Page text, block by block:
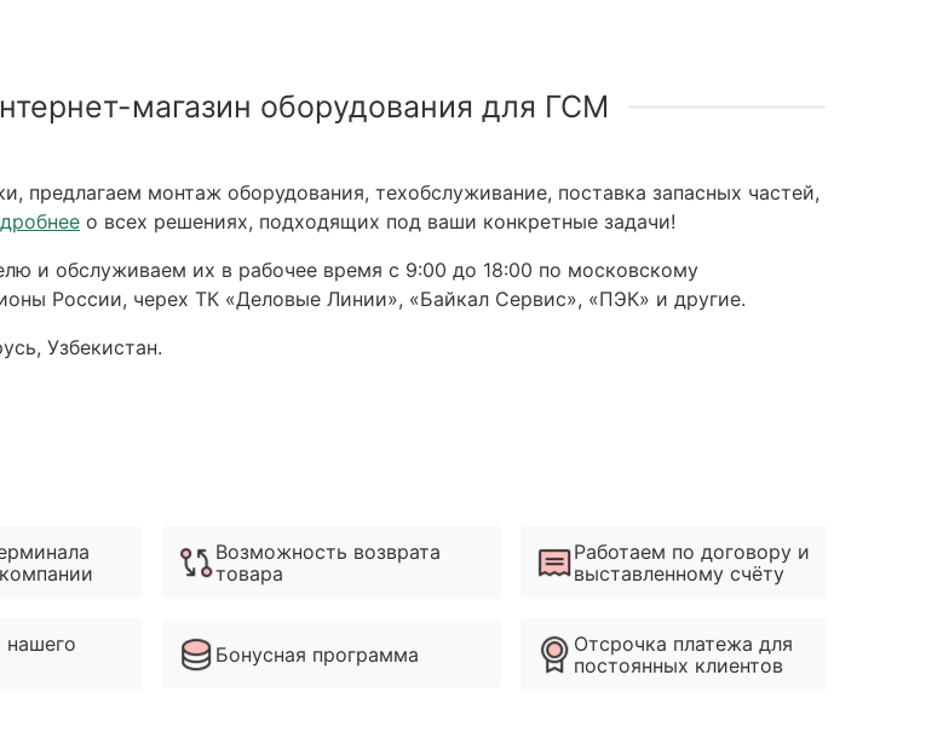
магазин оборудования для ГСМ
предлагаем монтаж оборудования, техобслуживание, поставка запасных частей,
о всех решениях, подходящих под ваши конкретные задачи!
и обслуживаем их в рабочее время с 9:00 до 18:00 по московскому
России, черех ТК «Деловые Линии», «Байкал Сервис», «ПЭК» и другие.
Узбекистан.
Возможность возврата
товара
Бонусная программа
Работаем по договору и
выставленному счёту
Отсрочка платежа для
постоянных клиентов